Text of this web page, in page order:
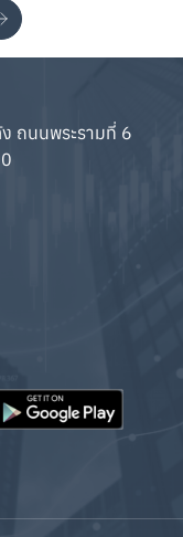
ถนนพระรามที่ 6